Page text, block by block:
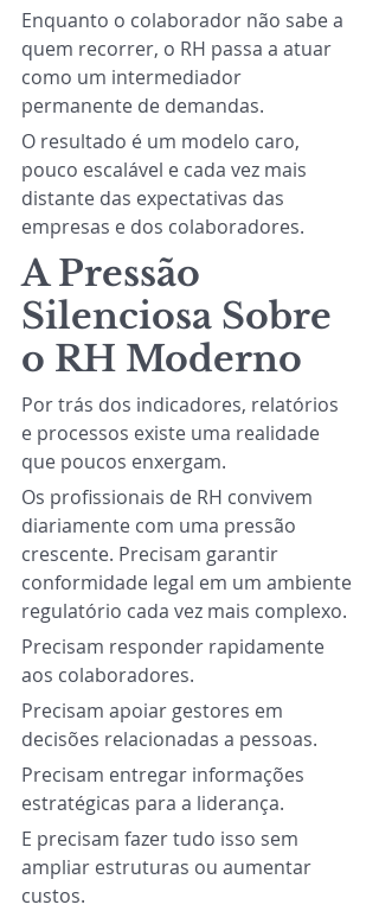
Enquanto o colaborador não sabe a
quem recorrer, o RH passa a atuar
como um intermediador
permanente de demandas.
O resultado é um modelo caro,
pouco escalável e cada vez mais
distante das expectativas das
empresas e dos colaboradores.
A Pressão
Silenciosa Sobre
o RH Moderno
Por trás dos indicadores, relatórios
e processos existe uma realidade
que poucos enxergam.
Os profissionais de RH convivem
diariamente com uma pressão
crescente. Precisam garantir
conformidade legal em um ambiente
regulatório cada vez mais complexo.
Precisam responder rapidamente
aos colaboradores.
Precisam apoiar gestores em
decisões relacionadas a pessoas.
Precisam entregar informações
estratégicas para a liderança.
E precisam fazer tudo isso sem
ampliar estruturas ou aumentar
custos.